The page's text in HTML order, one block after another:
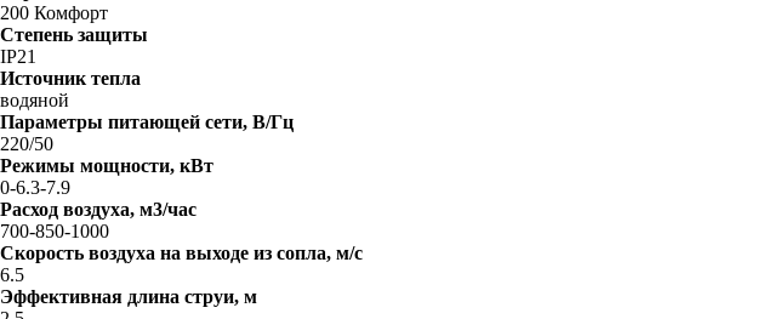
200 Комфорт
Степень защиты
IP21
Источник тепла
водяной
Параметры питающей сети, В/Гц
220/50
Режимы мощности, кВт
0-6.3-7.9
Расход воздуха, м3/час
700-850-1000
Скорость воздуха на выходе из сопла, м/с
6.5
Эффективная длина струи, м